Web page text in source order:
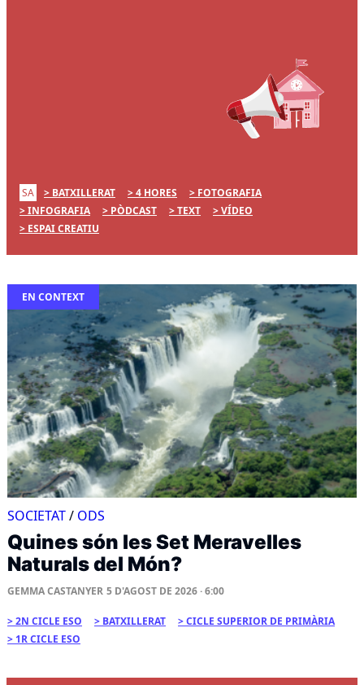
SA BATXILLERAT 4 HORES
FOTOGRAFIA
INFOGRAFIA
PÒDCAST TEXT
VÍDEO
ESPAI CREATIU
EN CONTEXT
SOCIETAT/ ODS
Quines són les Set Meravelles
Naturals del Món?
GEMMA CASTANYER 5 D'AGOST DE 2026 · 6:00
2N CICLE ESO BATXILLERAT
CICLE SUPERIOR DE PRIMÀRIA
1R CICLE ESO